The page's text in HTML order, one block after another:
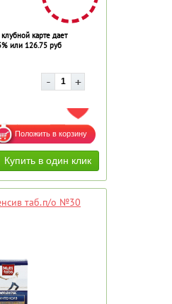
карте дает
или 126.75 руб
ДОБАВИТЬ В ИЗБРАННОЕ
таб.п/о №30